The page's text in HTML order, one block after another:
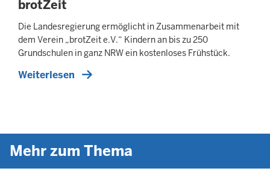
brotZeit
Die Landesregierung ermöglicht in Zusammenarbeit mit
dem Verein „brotZeit e.V.“ Kindern an bis zu 250
Grundschulen in ganz NRW ein kostenloses Frühstück.
Weiterlesen
Mehr zum Thema